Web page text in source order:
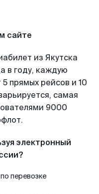
сайте
из Якутска
в году, каждую
прямых рейсов и 10
самая
9000
электронный
перевозке